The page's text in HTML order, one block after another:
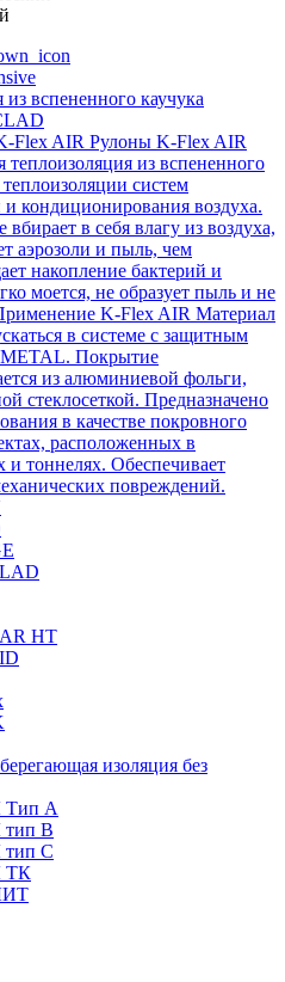
из вспененного каучука
Flex AIR Рулоны K-Flex AIR
теплоизоляция из вспененного
теплоизоляции систем
кондиционирования воздуха.
в себя влагу из воздуха,
аэрозоли и пыль, чем
накопление бактерий и
моется, не образует пыль и не
K-Flex AIR Материал
в системе c защитным
Покрытие
из алюминиевой фольги,
стеклосеткой. Предназначено
в качестве покровного
расположенных в
и тоннелях. Обеспечивает
повреждений.
HT
изоляция без
А
В
C
ТК